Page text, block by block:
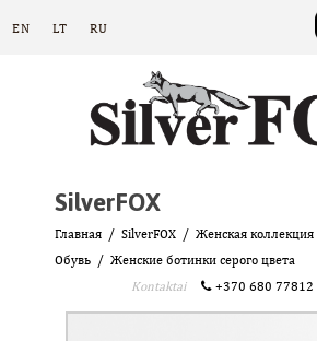
EN LT RU
SilverFOX
Главная SilverFOX Женская коллекция
Обувь
Женские ботинки серого цвета
Kontaktai
+370 680 77812